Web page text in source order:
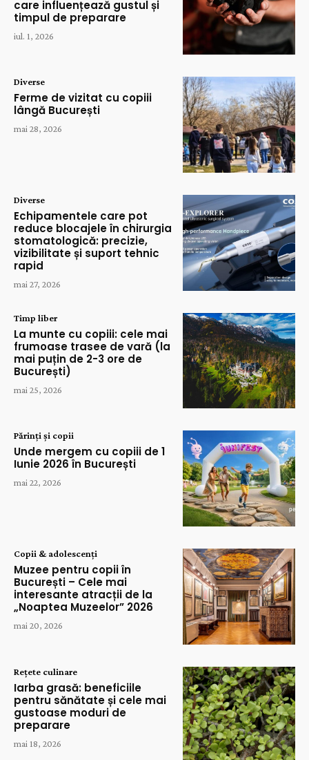
care influențează gustul și
timpul de preparare
iul. 1, 2026
Diverse
Ferme de vizitat cu copiii
lângă București
mai 28, 2026
Diverse
Echipamentele care pot
reduce blocajele în chirurgia
stomatologică: precizie,
vizibilitate și suport tehnic
rapid
mai 27, 2026
Timp liber
La munte cu copiii: cele mai
frumoase trasee de vară (la
mai puțin de 2-3 ore de
București)
mai 25, 2026
Părinți și copii
Unde mergem cu copiii de 1
Iunie 2026 în București
mai 22, 2026
Copii & adolescenți
Muzee pentru copii în
București – Cele mai
interesante atracții de la
„Noaptea Muzeelor” 2026
mai 20, 2026
Rețete culinare
Iarba grasă: beneficiile
pentru sănătate și cele mai
gustoase moduri de
preparare
mai 18, 2026